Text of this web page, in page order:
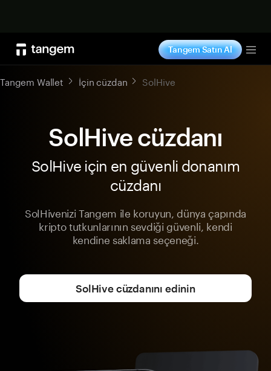
Tangem Satın Al
Tangem Wallet İçin cüzdan SolHive
SolHive cüzdanı
SolHive için en güvenli donanım
cüzdanı
SolHivenizi Tangem ile koruyun, dünya çapında
kripto tutkunlarının sevdiği güvenli, kendi
kendine saklama seçeneği.
SolHive cüzdanını edinin